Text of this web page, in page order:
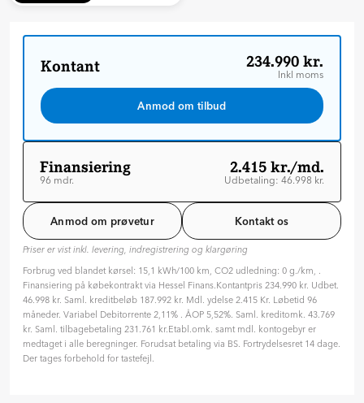
Kontant 234.990 kr.
Inkl moms
Anmod om tilbud
Finansiering
96 mdr.
2.415 kr./md.
Udbetaling: 46.998 kr.
Variabel rente
Tilpas din aftale
Hvilken type rente ønsker du?
Variabel
Fast
Hvor længe skal finansieringen løbe? (måneder)
96 mdr. ( 8 år )
Anmod om prøvetur Kontakt os
Priser er vist inkl. levering, indregistrering og klargøring
Forbrug ved blandet kørsel: 15,1 kWh/100 km, CO2 udledning: 0 g./km, .
Finansiering på købekontrakt via Hessel Finans.Kontantpris 234.990 kr. Udbet.
46.998 kr. Saml. kreditbeløb 187.992 kr. Mdl. ydelse 2.415 Kr. Løbetid 96
måneder. Variabel Debitorrente 2,11% . ÅOP 5,52%. Saml. kreditomk. 43.769
kr. Saml. tilbagebetaling 231.761 kr.Etabl.omk. samt mdl. kontogebyr er
medtaget i alle beregninger. Forudsat betaling via BS. Fortrydelsesret 14 dage.
Der tages forbehold for tastefejl.